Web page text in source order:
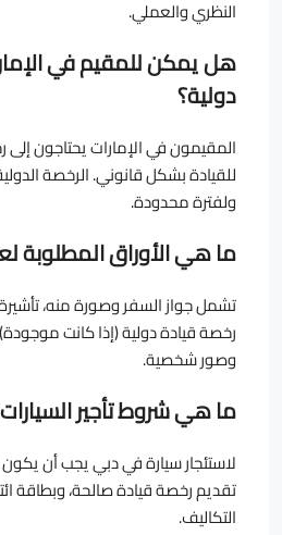
النظري والعملي.
هل يمكن للمقيم في
دولية؟
المقيمون في الإمارات يحتاجون إلى
للقيادة بشكل قانوني. الرخصة
ولفترة محدودة.
ما هي الأوراق المطلوبة
تشمل جواز السفر وصورة منه،
رخصة قيادة دولية (إذا كانت
وصور شخصية.
ما هي شروط تأجير
تقديم رخصة قيادة صالحة، وبطاقة
التكاليف.